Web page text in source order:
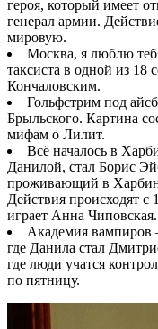
героя, который имеет
генерал армии.
мировую.
Москва, я люблю
таксиста в одной из 18
Кончаловским.
Гольфстрим под
Брыльского. Картина
мифам о Лилит.
Всё началось в
Данилой, стал Борис
проживающий в
Действия происходят с
играет Анна Чиповская.
Академия вампиров
где Данила стал
где люди учатся
по пятницу.